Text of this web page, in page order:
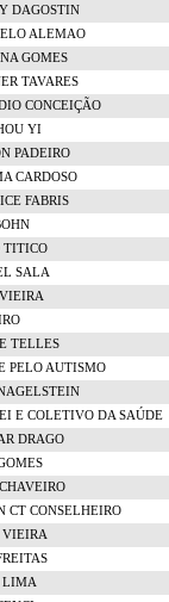
DAGOSTIN
ALEMAO
GOMES
TAVARES
CONCEIÇÃO
YI
PADEIRO
CARDOSO
FABRIS
TITICO
SALA
TELLES
PELO AUTISMO
E COLETIVO DA SAÚDE
DRAGO
CT CONSELHEIRO
LIMA